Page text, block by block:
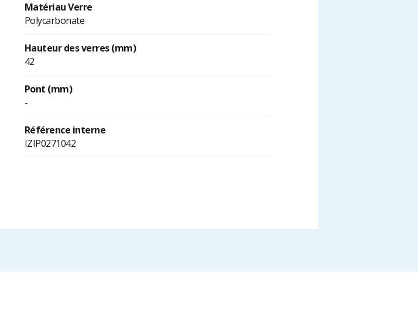
Matériau Verre
Polycarbonate
Hauteur des verres (mm)
42
Pont (mm)
-
Référence interne
IZIP0271042